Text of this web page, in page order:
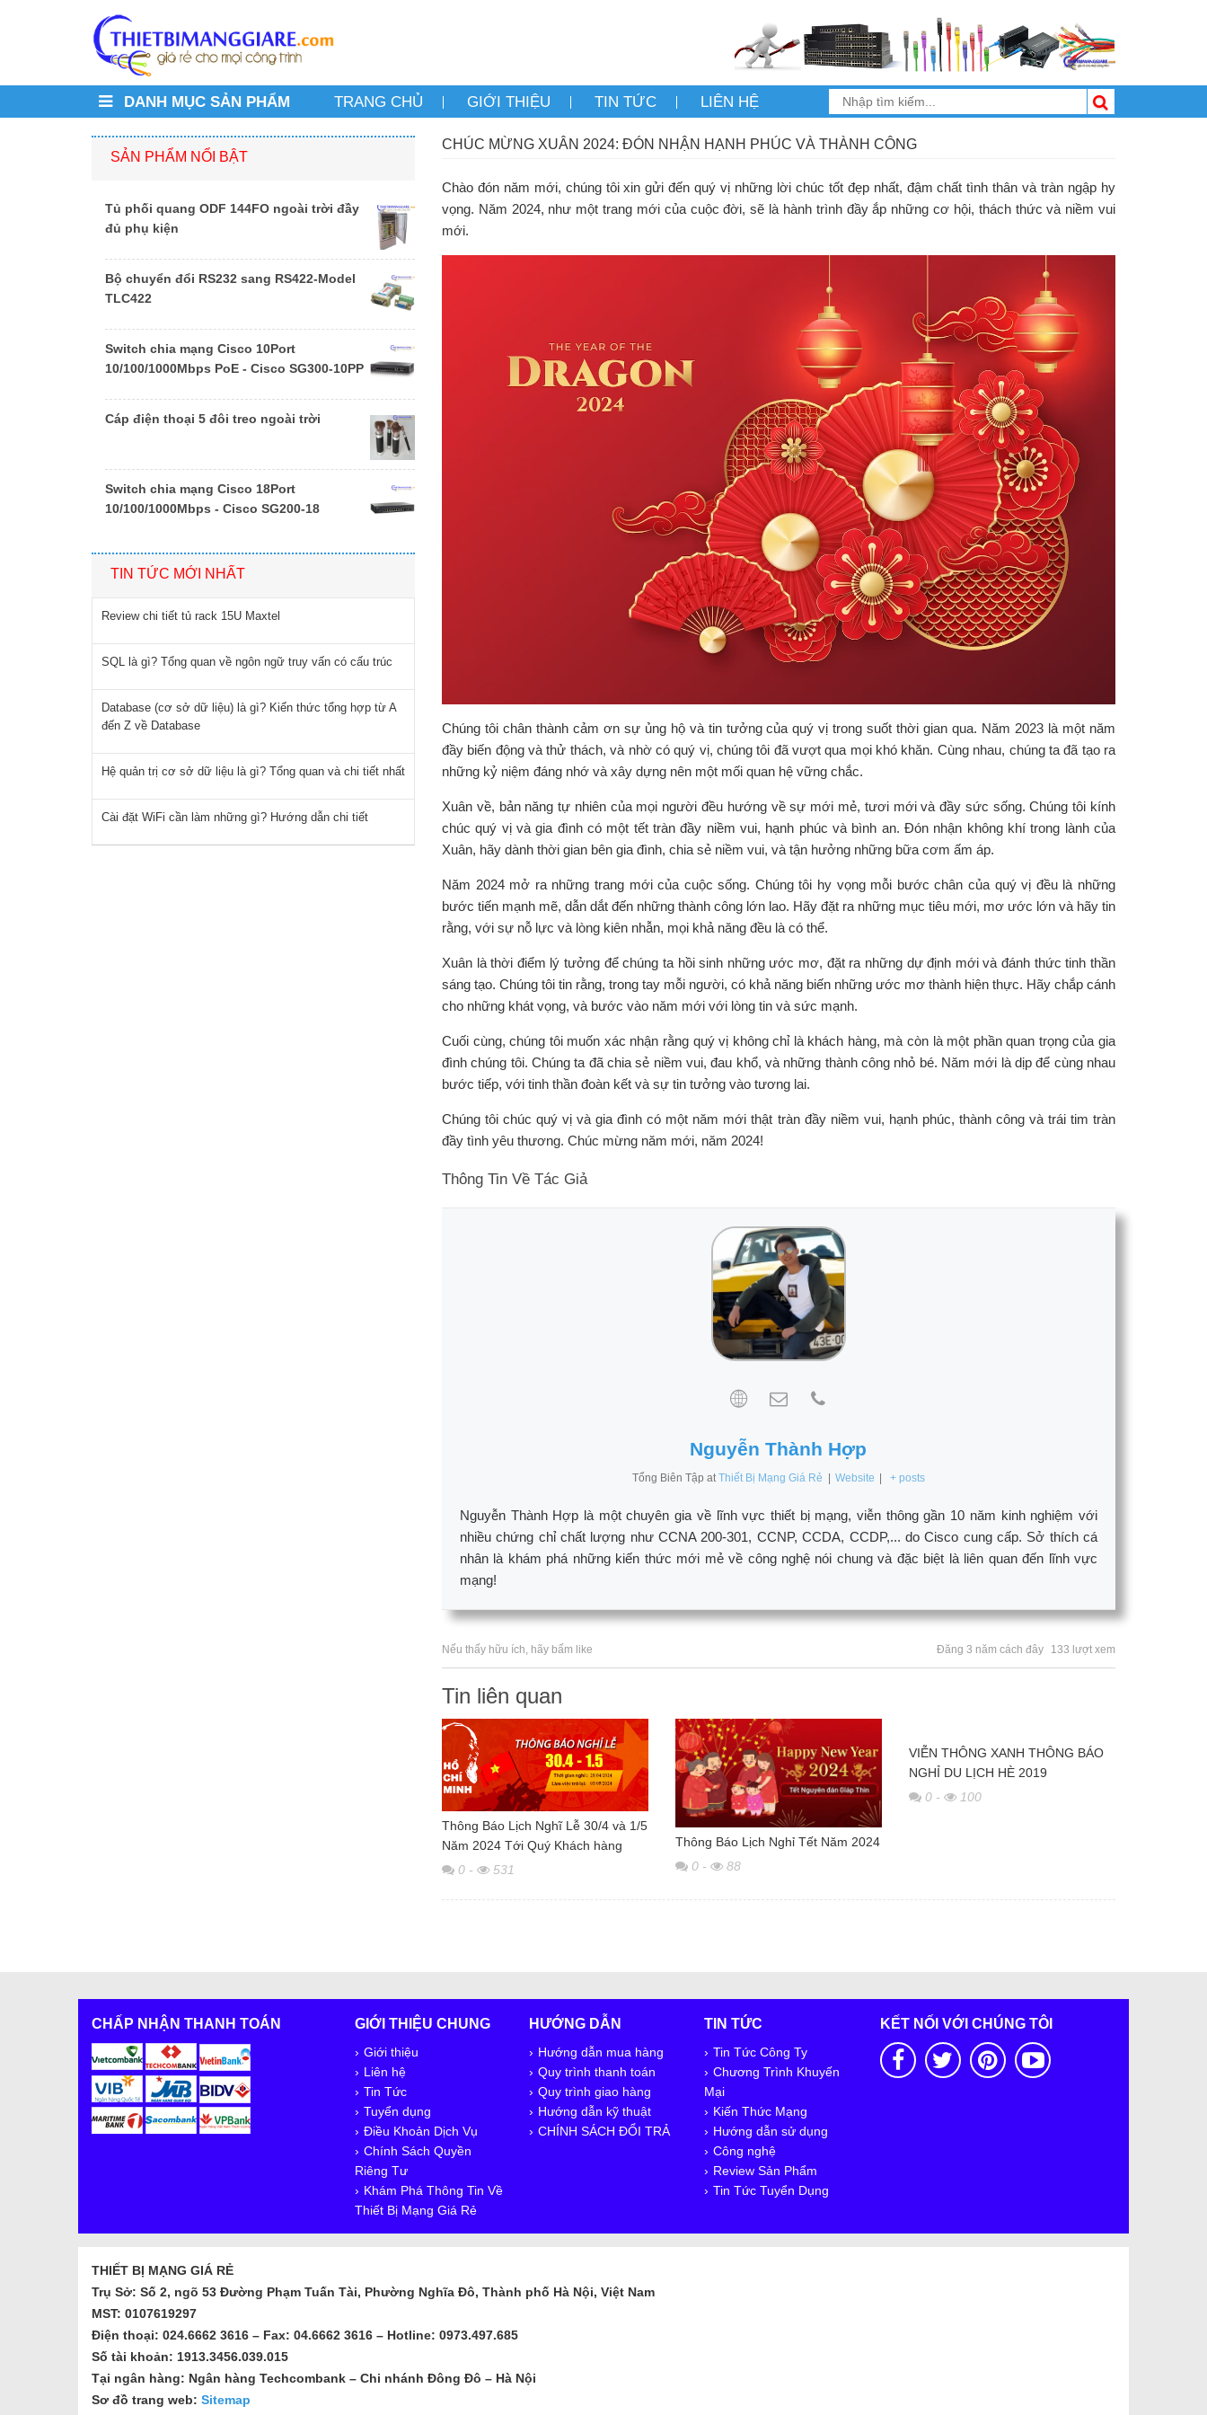
DANH MỤC SẢN PHẨM TRANG CHỦ GIỚI THIỆU TIN TỨC LIÊN HỆ
CHÚC MỪNG XUÂN 2024: ĐÓN NHẬN HẠNH PHÚC VÀ THÀNH CÔNG
Chào đón năm mới, chúng tôi xin gửi đến quý vị những lời chúc tốt đẹp nhất, đậm chất tình thân và tràn ngập hy
vọng. Năm 2024, như một trang mới của cuộc đời, sẽ là hành trình đầy ắp những cơ hội, thách thức và niềm vui
mới.
Chúng tôi chân thành cảm ơn sự ủng hộ và tin tưởng của quý vị trong suốt thời gian qua. Năm 2023 là một năm
đầy biến động và thử thách, và nhờ có quý vị, chúng tôi đã vượt qua mọi khó khăn. Cùng nhau, chúng ta đã tạo ra
những kỷ niệm đáng nhớ và xây dựng nên một mối quan hệ vững chắc.
Xuân về, bản năng tự nhiên của mọi người đều hướng về sự mới mẻ, tươi mới và đầy sức sống. Chúng tôi kính
chúc quý vị và gia đình có một tết tràn đầy niềm vui, hạnh phúc và bình an. Đón nhận không khí trong lành của
Xuân, hãy dành thời gian bên gia đình, chia sẻ niềm vui, và tận hưởng những bữa cơm ấm áp.
Năm 2024 mở ra những trang mới của cuộc sống. Chúng tôi hy vọng mỗi bước chân của quý vị đều là những
bước tiến mạnh mẽ, dẫn dắt đến những thành công lớn lao. Hãy đặt ra những mục tiêu mới, mơ ước lớn và hãy tin
rằng, với sự nỗ lực và lòng kiên nhẫn, mọi khả năng đều là có thể.
Xuân là thời điểm lý tưởng để chúng ta hồi sinh những ước mơ, đặt ra những dự định mới và đánh thức tinh thần
sáng tạo. Chúng tôi tin rằng, trong tay mỗi người, có khả năng biến những ước mơ thành hiện thực. Hãy chắp cánh
cho những khát vọng, và bước vào năm mới với lòng tin và sức mạnh.
Cuối cùng, chúng tôi muốn xác nhận rằng quý vị không chỉ là khách hàng, mà còn là một phần quan trọng của gia
đình chúng tôi. Chúng ta đã chia sẻ niềm vui, đau khổ, và những thành công nhỏ bé. Năm mới là dịp để cùng nhau
bước tiếp, với tinh thần đoàn kết và sự tin tưởng vào tương lai.
Chúng tôi chúc quý vị và gia đình có một năm mới thật tràn đầy niềm vui, hạnh phúc, thành công và trái tim tràn
đầy tình yêu thương. Chúc mừng năm mới, năm 2024!
Thông Tin Về Tác Giả
Nguyễn Thành Hợp
Tổng Biên Tập at Thiết Bị Mạng Giá Rẻ Website + posts
Nguyễn Thành Hợp là một chuyên gia về lĩnh vực thiết bị mạng, viễn thông gần 10 năm kinh nghiệm với
nhiều chứng chỉ chất lượng như CCNA 200-301, CCNP, CCDA, CCDP,... do Cisco cung cấp. Sở thích cá
nhân là khám phá những kiến thức mới mẻ về công nghệ nói chung và đặc biệt là liên quan đến lĩnh vực
mạng!
Nếu thấy hữu ích, hãy bấm like Đăng 3 năm cách đây 133 lượt xem
Tin liên quan
Thông Báo Lịch Nghĩ Lễ 30/4 và 1/5
Năm 2024 Tới Quý Khách hàng
0 - 531
Thông Báo Lịch Nghỉ Tết Năm 2024
0 - 88
VIỄN THÔNG XANH THÔNG BÁO
NGHỈ DU LỊCH HÈ 2019
0 - 100
SẢN PHẨM NỔI BẬT
Tủ phối quang ODF 144FO ngoài trời đầy
đủ phụ kiện
Bộ chuyển đổi RS232 sang RS422-Model
TLC422
Switch chia mạng Cisco 10Port
10/100/1000Mbps PoE - Cisco SG300-10PP
Cáp điện thoại 5 đôi treo ngoài trời
Switch chia mạng Cisco 18Port
10/100/1000Mbps - Cisco SG200-18
TIN TỨC MỚI NHẤT
Review chi tiết tủ rack 15U Maxtel
SQL là gì? Tổng quan về ngôn ngữ truy vấn có cấu trúc
Database (cơ sở dữ liệu) là gì? Kiến thức tổng hợp từ A
đến Z về Database
Hệ quản trị cơ sở dữ liệu là gì? Tổng quan và chi tiết nhất
Cài đặt WiFi cần làm những gì? Hướng dẫn chi tiết
CHẤP NHẬN THANH TOÁN GIỚI THIỆU CHUNG
Giới thiệu
Liên hệ
Tin Tức
Tuyển dụng
Điều Khoản Dịch Vụ
Chính Sách Quyền
Riêng Tư
Khám Phá Thông Tin Về
Thiết Bị Mạng Giá Rẻ
HƯỚNG DẪN
Hướng dẫn mua hàng
Quy trình thanh toán
Quy trình giao hàng
Hướng dẫn kỹ thuật
CHÍNH SÁCH ĐỔI TRẢ
TIN TỨC
Tin Tức Công Ty
Chương Trình Khuyến
Mại
Kiến Thức Mạng
Hướng dẫn sử dụng
Công nghệ
Review Sản Phẩm
Tin Tức Tuyển Dụng
KẾT NỐI VỚI CHÚNG TÔI
THIẾT BỊ MẠNG GIÁ RẺ
Trụ Sở: Số 2, ngõ 53 Đường Phạm Tuấn Tài, Phường Nghĩa Đô, Thành phố Hà Nội, Việt Nam
MST: 0107619297
Điện thoại: 024.6662 3616 – Fax: 04.6662 3616 – Hotline: 0973.497.685
Số tài khoản: 1913.3456.039.015
Tại ngân hàng: Ngân hàng Techcombank – Chi nhánh Đông Đô – Hà Nội
Sơ đồ trang web: Sitemap